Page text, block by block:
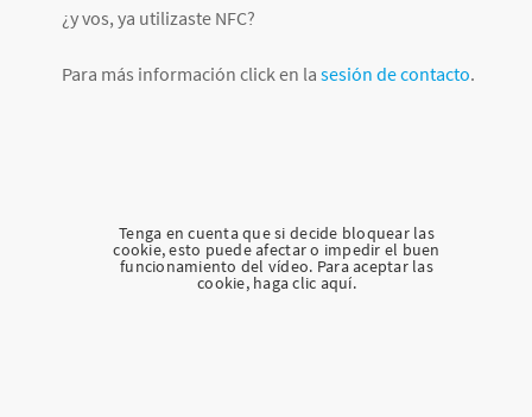
¿y vos, ya utilizaste NFC?
Para más información click en la sesión de contacto.
Tenga en cuenta que si decide bloquear las
cookie, esto puede afectar o impedir el buen
funcionamiento del vídeo. Para aceptar las
cookie, haga clic aquí.